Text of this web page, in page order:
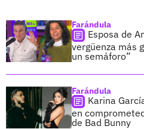
Farándula
Esposa de
vergüenza más
un semáforo”
Farándula
Karina
en
de Bad Bunny